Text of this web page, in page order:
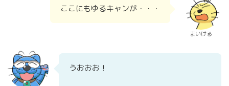
ここにもゆるキャンが・・・
まいける
うおおお！